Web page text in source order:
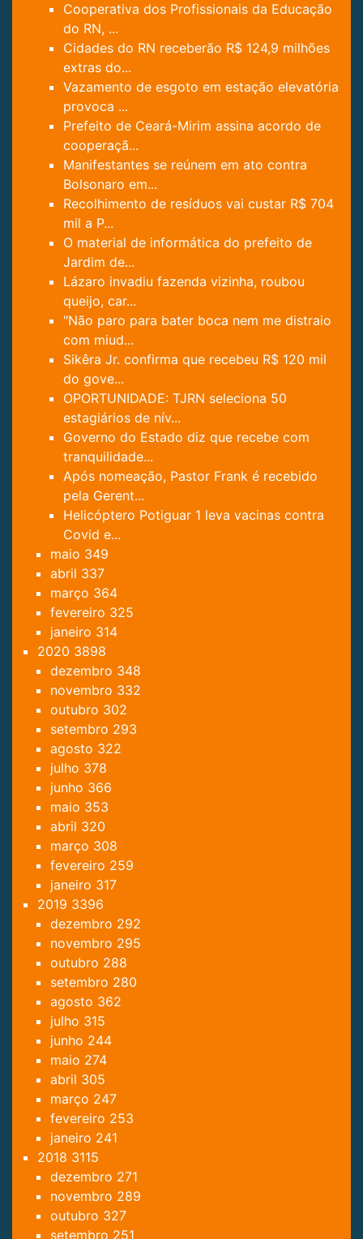
Cooperativa dos Profissionais da Educação
do RN, ...
Cidades do RN receberão R$ 124,9 milhões
extras do...
Vazamento de esgoto em estação elevatória
provoca ...
Prefeito de Ceará-Mirim assina acordo de
cooperaçã...
Manifestantes se reúnem em ato contra
Bolsonaro em...
Recolhimento de resíduos vai custar R$ 704
mil a P...
O material de informática do prefeito de
Jardim de...
Lázaro invadiu fazenda vizinha, roubou
queijo, car...
"Não paro para bater boca nem me distraio
com miud...
Sikêra Jr. confirma que recebeu R$ 120 mil
do gove...
OPORTUNIDADE: TJRN seleciona 50
estagiários de nív...
Governo do Estado diz que recebe com
tranquilidade...
Após nomeação, Pastor Frank é recebido
pela Gerent...
Helicóptero Potiguar 1 leva vacinas contra
Covid e...
maio 349
abril 337
março 364
fevereiro 325
janeiro 314
2020 3898
dezembro 348
novembro 332
outubro 302
setembro 293
agosto 322
julho 378
junho 366
maio 353
abril 320
março 308
fevereiro 259
janeiro 317
2019 3396
dezembro 292
novembro 295
outubro 288
setembro 280
agosto 362
julho 315
junho 244
maio 274
abril 305
março 247
fevereiro 253
janeiro 241
2018 3115
dezembro 271
novembro 289
outubro 327
setembro 251